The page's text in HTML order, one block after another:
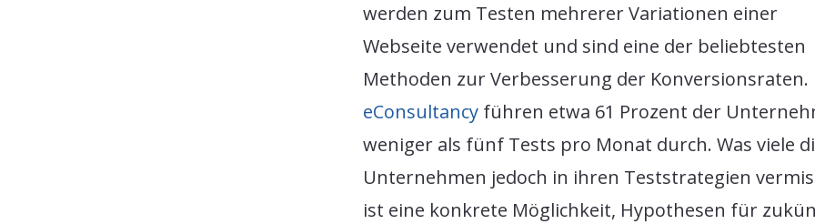
werden zum Testen mehrerer Variationen einer
Webseite verwendet und sind eine der beliebtesten
Methoden zur Verbesserung der Konversionsraten.
eConsultancy führen etwa 61 Prozent der
weniger als fünf Tests pro Monat durch. Was viele
Unternehmen jedoch in ihren Teststrategien
ist eine konkrete Möglichkeit, Hypothesen für